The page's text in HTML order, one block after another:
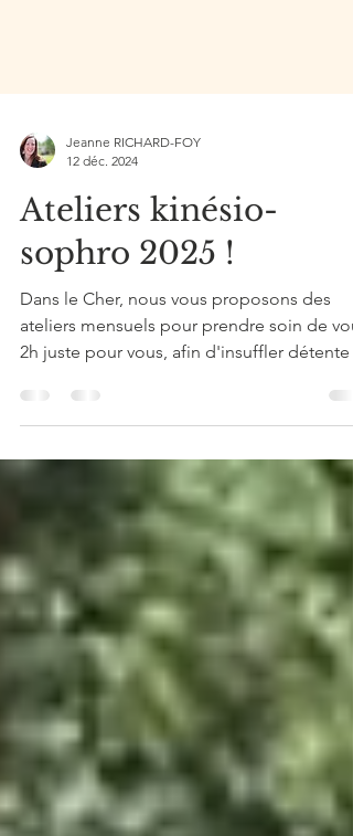
12 déc. 2024
Ateliers kinésio-
sophro 2025 !
Dans le Cher, nous vous proposons des
ateliers mensuels pour prendre soin de
2h juste pour vous, afin d'insuffler détente
bien-être